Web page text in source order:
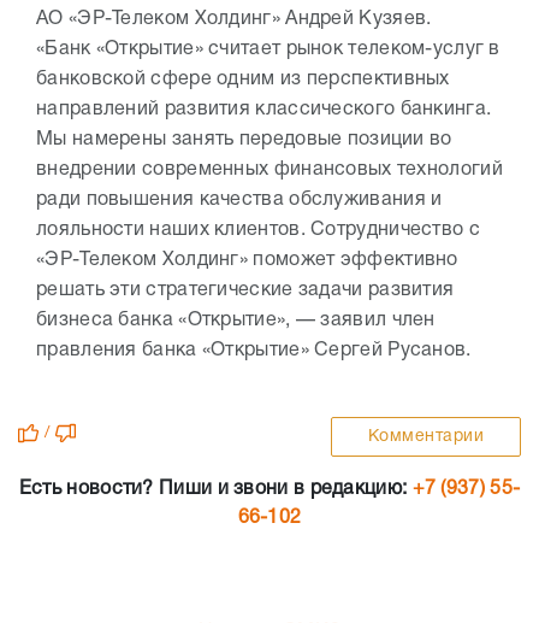
АО «ЭР-Телеком Холдинг» Андрей Кузяев.
«Банк «Открытие» считает рынок телеком-услуг в
банковской сфере одним из перспективных
направлений развития классического банкинга.
Мы намерены занять передовые позиции во
внедрении современных финансовых технологий
ради повышения качества обслуживания и
лояльности наших клиентов. Сотрудничество с
«ЭР-Телеком Холдинг» поможет эффективно
решать эти стратегические задачи развития
бизнеса банка «Открытие», — заявил член
правления банка «Открытие» Сергей Русанов.
/ Комментарии
Есть новости? Пиши и звони в редакцию: +7 (937) 55-
66-102